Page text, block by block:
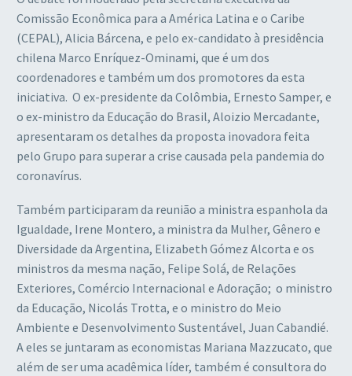
Comissão Econômica para a América Latina e o Caribe
(CEPAL), Alicia Bárcena, e pelo ex-candidato à presidência
chilena Marco Enríquez-Ominami, que é um dos
coordenadores e também um dos promotores da esta
iniciativa. O ex-presidente da Colômbia, Ernesto Samper, e
o ex-ministro da Educação do Brasil, Aloizio Mercadante,
apresentaram os detalhes da proposta inovadora feita
pelo Grupo para superar a crise causada pela pandemia do
coronavírus.
Também participaram da reunião a ministra espanhola da
Igualdade, Irene Montero, a ministra da Mulher, Gênero e
Diversidade da Argentina, Elizabeth Gómez Alcorta e os
ministros da mesma nação, Felipe Solá, de Relações
Exteriores, Comércio Internacional e Adoração; o ministro
da Educação, Nicolás Trotta, e o ministro do Meio
Ambiente e Desenvolvimento Sustentável, Juan Cabandié.
A eles se juntaram as economistas Mariana Mazzucato, que
além de ser uma acadêmica líder, também é consultora do